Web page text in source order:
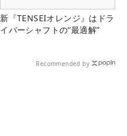
新『TENSEIオレンジ』はドラ
イバーシャフトの“最適解”
Recommended by